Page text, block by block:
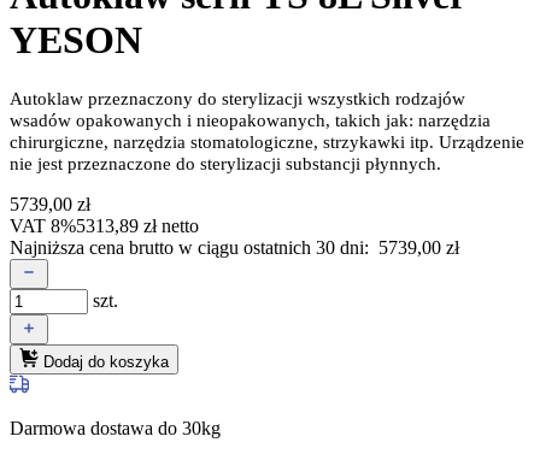
YESON
Autoklaw przeznaczony do sterylizacji wszystkich rodzajów
wsadów opakowanych i nieopakowanych, takich jak: narzędzia
chirurgiczne, narzędzia stomatologiczne, strzykawki itp. Urządzenie
nie jest przeznaczone do sterylizacji substancji płynnych.
5739,00 zł
VAT 8%5313,89 złnetto
Najniższa cena brutto w ciągu ostatnich 30 dni: 5739,00 zł
szt.
Dodaj do koszyka
Darmowa dostawa do 30kg